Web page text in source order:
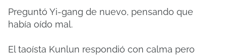
Preguntó Yi-gang de nuevo, pensando que
había oído mal.
El taoísta Kunlun respondió con calma pero